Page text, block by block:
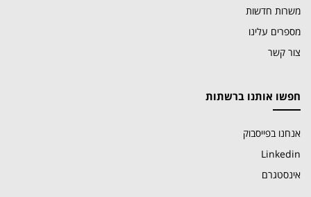
משרות חדשות
מספרים עלינו
צור קשר
חפשו אותנו ברשתות
אנחנו בפייסבוק
Linkedin
אינסטגרם